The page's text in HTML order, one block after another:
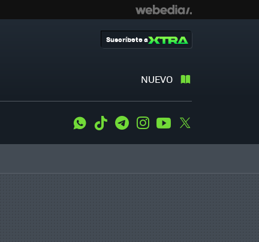
NUEVO
Suscríbete a
WhatsApp
Tiktok TelegramInstagramYoutube